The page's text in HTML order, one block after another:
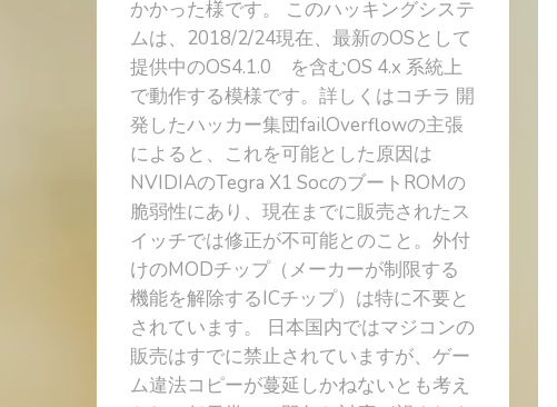
かかった様です。 このハッキングシステ
ムは、2018/2/24現在、最新のOSとして
提供中のOS4.1.0 を含むOS 4.x 系統上
で動作する模様です。詳しくはコチラ 開
発したハッカー集団failOverflowの主張
によると、これを可能とした原因は
NVIDIAのTegra X1 SocのブートROMの
脆弱性にあり、現在までに販売されたス
イッチでは修正が不可能とのこと。外付
けのMODチップ（メーカーが制限する
機能を解除するICチップ）は特に不要と
されています。 日本国内ではマジコンの
販売はすでに禁止されていますが、ゲー
ム違法コピーが蔓延しかねないとも考え